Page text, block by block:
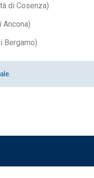
di Cosenza)
Bergamo)